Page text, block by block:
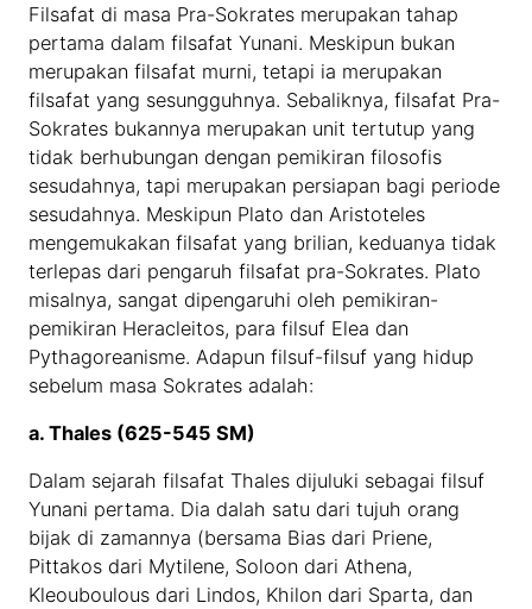
Filsafat di masa Pra-Sokrates merupakan tahap
pertama dalam filsafat Yunani. Meskipun bukan
merupakan filsafat murni, tetapi ia merupakan
filsafat yang sesungguhnya. Sebaliknya, filsafat Pra-
Sokrates bukannya merupakan unit tertutup yang
tidak berhubungan dengan pemikiran filosofis
sesudahnya, tapi merupakan persiapan bagi periode
sesudahnya. Meskipun Plato dan Aristoteles
mengemukakan filsafat yang brilian, keduanya tidak
terlepas dari pengaruh filsafat pra-Sokrates. Plato
misalnya, sangat dipengaruhi oleh pemikiran-
pemikiran Heracleitos, para filsuf Elea dan
Pythagoreanisme. Adapun filsuf-filsuf yang hidup
sebelum masa Sokrates adalah:
a. Thales (625-545 SM)
Dalam sejarah filsafat Thales dijuluki sebagai filsuf
Yunani pertama. Dia dalah satu dari tujuh orang
bijak di zamannya (bersama Bias dari Priene,
Pittakos dari Mytilene, Soloon dari Athena,
Kleouboulous dari Lindos, Khilon dari Sparta, dan